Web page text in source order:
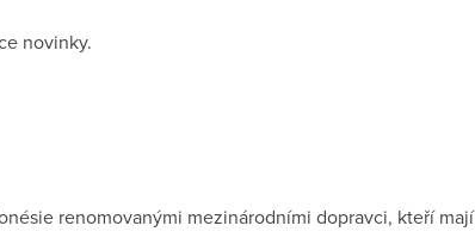
novinky.
renomovanými mezinárodními dopravci, kteří